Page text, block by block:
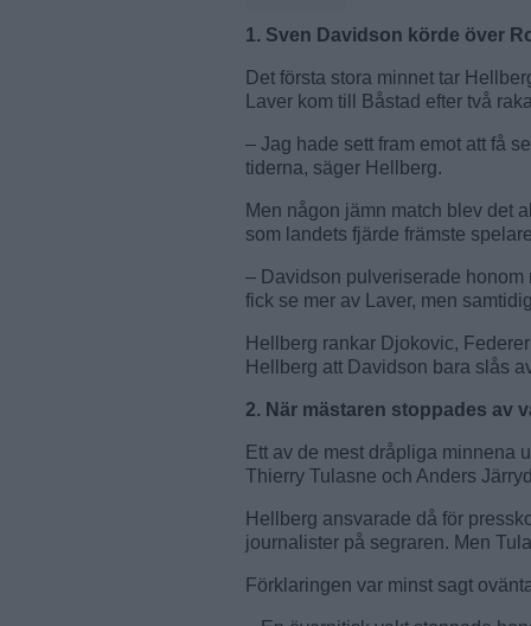
1. Sven Davidson körde över
Det första stora minnet tar
Laver kom till Båstad efter två
– Jag hade sett fram emot att få
tiderna, säger Hellberg.
Men någon jämn match blev det
som landets fjärde främste
– Davidson pulveriserade honom
fick se mer av Laver, men
Hellberg rankar Djokovic,
Hellberg att Davidson bara slås
2. När mästaren stoppades av
Ett av de mest dråpliga minnena
Thierry Tulasne och Anders
Hellberg ansvarade då för
journalister på segraren. Men
Förklaringen var minst sagt